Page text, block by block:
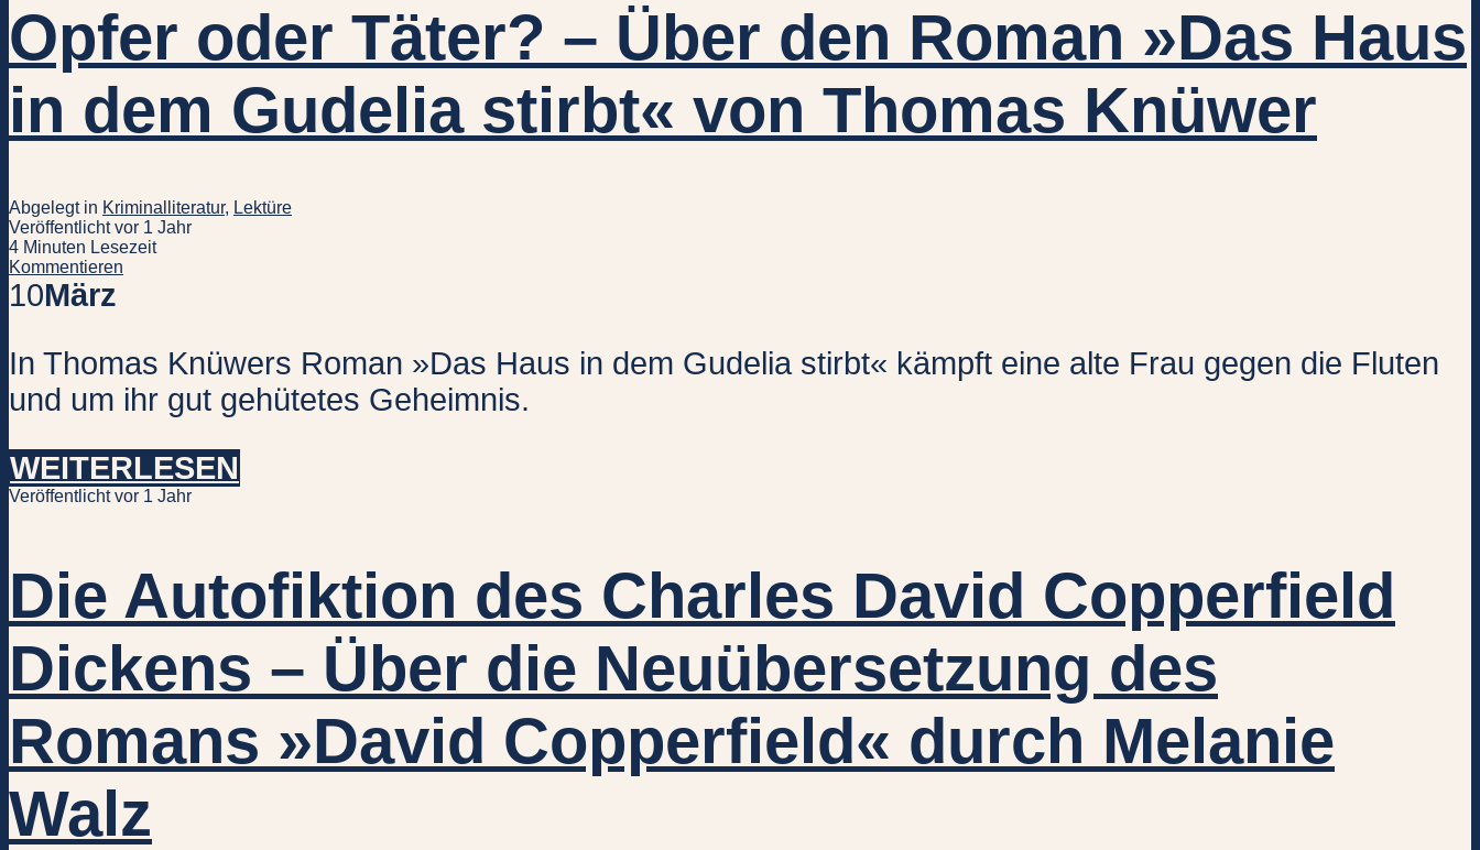
Opfer oder Täter? – Über den Roman »Das Haus
in dem Gudelia stirbt« von Thomas Knüwer
Abgelegt in Kriminalliteratur, Lektüre
Veröffentlicht vor 1 Jahr
4 Minuten Lesezeit
Kommentieren
10März
In Thomas Knüwers Roman »Das Haus in dem Gudelia stirbt« kämpft eine alte Frau gegen die Fluten
und um ihr gut gehütetes Geheimnis.
WEITERLESEN
Veröffentlicht vor 1 Jahr
Die Autofiktion des Charles David Copperfield
Dickens – Über die Neuübersetzung des
Romans »David Copperfield« durch Melanie
Walz